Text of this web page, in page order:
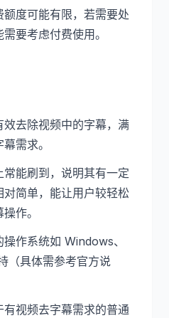
额度可能有限，若需要处
要考虑付费使用。
效去除视频中的字幕，满
需求。
常能刷到，说明其有一定
简单，能让用户较轻松
作。
操作系统如 Windows、
（具体需参考官方说
有视频去字幕需求的普通